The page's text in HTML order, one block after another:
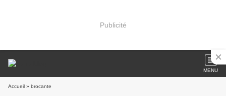
Publicité
MENU
Accueil » brocante